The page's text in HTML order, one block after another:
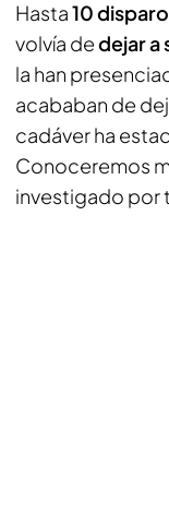
Hasta10
volvía dedejar a
la han
acababan de
cadáver ha
Conoceremos
investigado por